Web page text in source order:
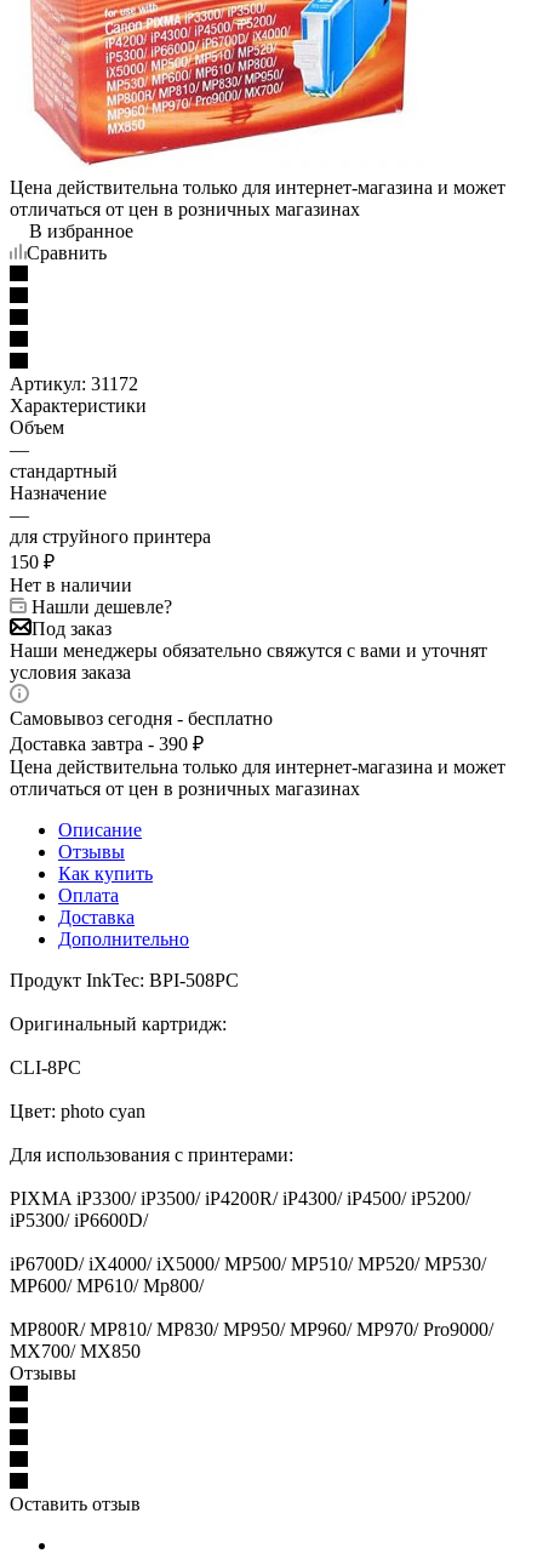
Цена действительна только для интернет-магазина и может
отличаться от цен в розничных магазинах
В избранное
Сравнить
Артикул: 31172
Характеристики
Объем
—
стандартный
Назначение
—
для струйного принтера
150 ₽
Нет в наличии
Нашли дешевле?
Под заказ
Наши менеджеры обязательно свяжутся с вами и уточнят
условия заказа
Самовывоз сегодня - бесплатно
Доставка завтра - 390 ₽
Цена действительна только для интернет-магазина и может
отличаться от цен в розничных магазинах
Описание
Отзывы
Как купить
Оплата
Доставка
Дополнительно
Продукт InkTec: BPI-508PC
Оригинальный картридж:
CLI-8PC
Цвет: photo cyan
Для использования с принтерами:
PIXMA iP3300/ iP3500/ iP4200R/ iP4300/ iP4500/ iP5200/
iP5300/ iP6600D/
iP6700D/ iX4000/ iX5000/ MP500/ MP510/ MP520/ MP530/
MP600/ MP610/ Mp800/
MP800R/ MP810/ MP830/ MP950/ MP960/ MP970/ Pro9000/
MX700/ MX850
Отзывы
Оставить отзыв